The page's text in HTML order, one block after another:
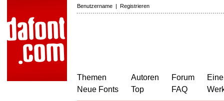
Benutzername | Registrieren
Themen
Neue Fonts
Autoren
Top
Forum
FAQ